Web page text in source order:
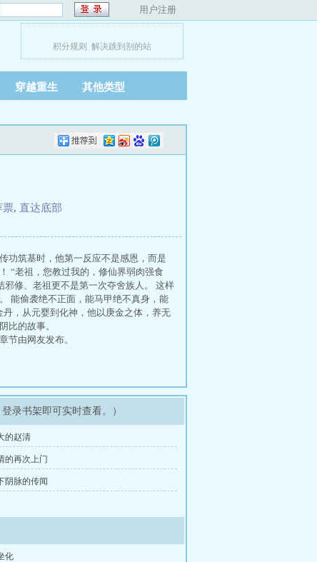
用户注册
积分规则 解决跳到别的站
穿越重生 其他类型
票, 直达底部
功筑基时，他第一反应不是感恩，而是
“老祖，您教过我的，修仙界弱肉强食
修、老祖更不是第一次夺舍族人。 这样
能偷袭绝不正面，能马甲绝不真身，能
，从元婴到化神，他以庚金之体，养无
比的故事。
节由网友发布。
录书架即可实时查看。）
的赵清
的再次上门
阴脉的传闻
化